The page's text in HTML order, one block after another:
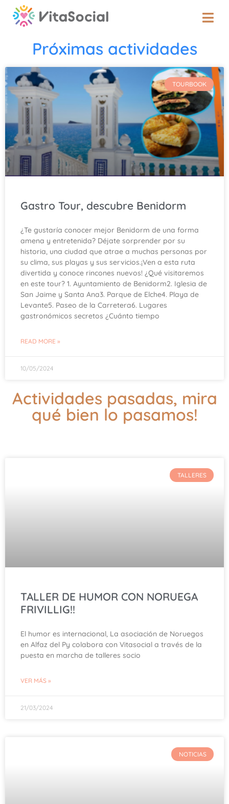
Próximas actividades
TOURBOOK
Gastro Tour, descubre Benidorm
¿Te gustaría conocer mejor Benidorm de una forma
amena y entretenida? Déjate sorprender por su
historia, una ciudad que atrae a muchas personas por
su clima, sus playas y sus servicios.¡Ven a esta ruta
divertida y conoce rincones nuevos! ¿Qué visitaremos
en este tour? 1. Ayuntamiento de Benidorm2. Iglesia de
San Jaime y Santa Ana3. Parque de Elche4. Playa de
Levante5. Paseo de la Carretera6. Lugares
gastronómicos secretos ¿Cuánto tiempo
READ MORE »
10/05/2024
Actividades pasadas, mira
qué bien lo pasamos!
TALLERES
TALLER DE HUMOR CON NORUEGA
FRIVILLIG!!
El humor es internacional, La asociación de Noruegos
en Alfaz del Py colabora con Vitasocial a través de la
puesta en marcha de talleres socio
VER MÁS »
21/03/2024
NOTICIAS